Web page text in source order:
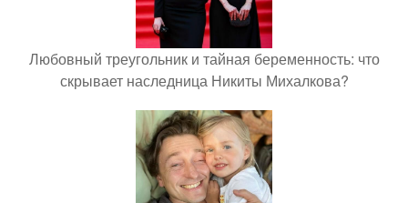
Любовный треугольник и тайная беременность: что
скрывает наследница Никиты Михалкова?